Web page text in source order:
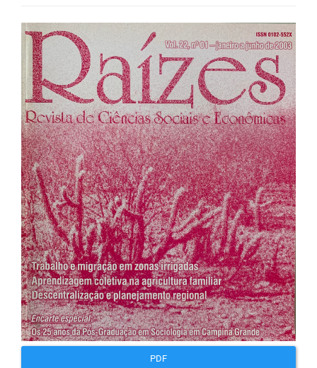
Barra
lateral
de
artigos
PDF